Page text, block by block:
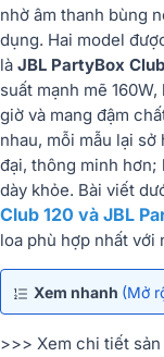
nhờ âm thanh bùng
dụng. Hai model
là JBL PartyBox
suất mạnh mẽ
giờ và mang đậm
nhau, mỗi mẫu lại
đại, thông minh hơn;
dày khỏe. Bài viết
Club 120 và JBL
loa phù hợp nhất với
Xem nhanh (Mở
>>> Xem chi tiết sản